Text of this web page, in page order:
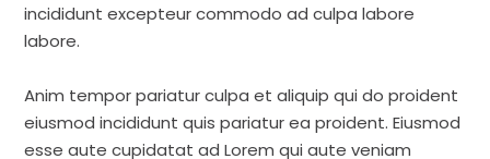
incididunt excepteur commodo ad culpa labore
labore.
Anim tempor pariatur culpa et aliquip qui do proident
eiusmod incididunt quis pariatur ea proident. Eiusmod
esse aute cupidatat ad Lorem qui aute veniam